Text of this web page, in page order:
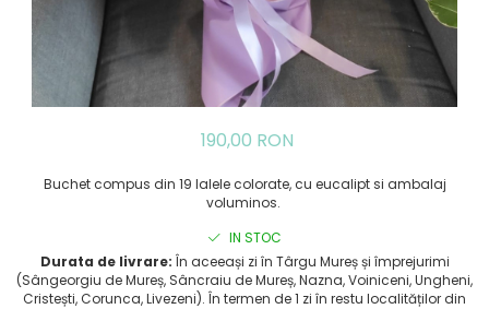
190,00 RON
Buchet compus din 19 lalele colorate, cu eucalipt si ambalaj
voluminos.
IN STOC
Durata de livrare: În aceeași zi în Târgu Mureș și împrejurimi
(Sângeorgiu de Mureș, Sâncraiu de Mureș, Nazna, Voiniceni, Ungheni,
Cristești, Corunca, Livezeni). În termen de 1 zi în restu localităților din